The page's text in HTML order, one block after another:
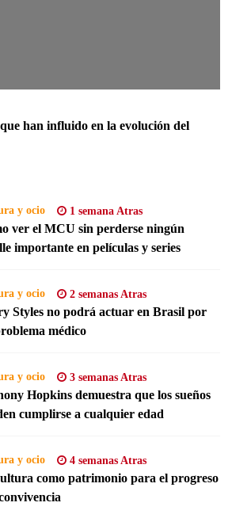
han influido en la evolución del
y ocio 1 semana Atras
ver el MCU sin perderse ningún
importante en películas y series
y ocio 2 semanas Atras
Styles no podrá actuar en Brasil por
médico
y ocio 3 semanas Atras
Hopkins demuestra que los sueños
cumplirse a cualquier edad
y ocio 4 semanas Atras
como patrimonio para el progreso